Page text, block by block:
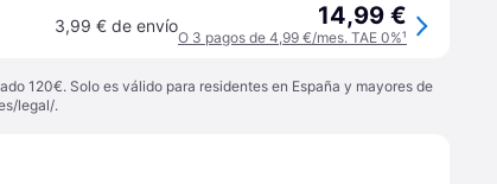
3,99 € de envío 14,99 €
O 3 pagos de 4,99 €/mes. TAE 0%¹
120€. Solo es válido para residentes en España y mayores de
legal/.